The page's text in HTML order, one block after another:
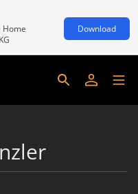
Home
Download